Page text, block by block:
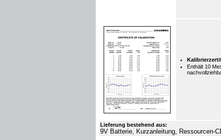
Enthält 10
Lieferung bestehend aus:
9V Batterie, Kurzanleitung, Ressourcen-